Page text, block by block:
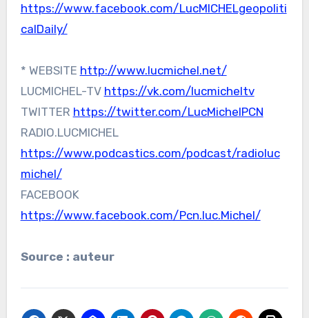
https://www.facebook.com/LucMICHELgeopoliti
calDaily/
* WEBSITE http://www.lucmichel.net/
LUCMICHEL-TV https://vk.com/lucmicheltv
TWITTER https://twitter.com/LucMichelPCN
RADIO.LUCMICHEL
https://www.podcastics.com/podcast/radioluc
michel/
FACEBOOK
https://www.facebook.com/Pcn.luc.Michel/
Source : auteur